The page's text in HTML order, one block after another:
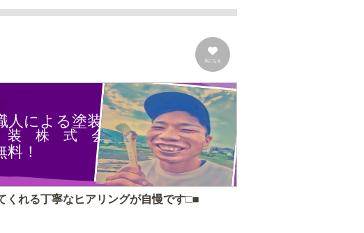
塗匠さんの仕事はとても丁寧で、仕上がりも想像以上で大
気になる
人による塗装
株 式 会 社
！
れる丁寧なヒアリングが自慢です□■